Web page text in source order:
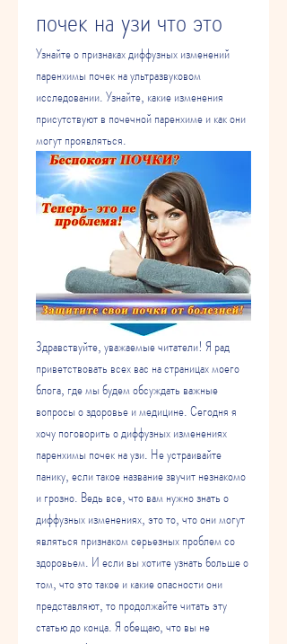
почек на узи что это
Узнайте о признаках диффузных изменений
паренхимы почек на ультразвуковом
исследовании. Узнайте, какие изменения
присутствуют в почечной паренхиме и как они
могут проявляться.
Здравствуйте, уважаемые читатели! Я рад
приветствовать всех вас на страницах моего
блога, где мы будем обсуждать важные
вопросы о здоровье и медицине. Сегодня я
хочу поговорить о диффузных изменениях
паренхимы почек на узи. Не устраивайте
панику, если такое название звучит незнакомо
и грозно. Ведь все, что вам нужно знать о
диффузных изменениях, это то, что они могут
являться признаком серьезных проблем со
здоровьем. И если вы хотите узнать больше о
том, что это такое и какие опасности они
представляют, то продолжайте читать эту
статью до конца. Я обещаю, что вы не